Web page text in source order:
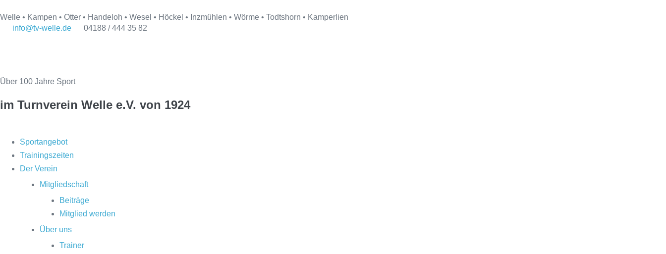
Welle • Kampen • Otter • Handeloh • Wesel • Höckel • Inzmühlen • Wörme • Todtshorn • Kamperlien
info@tv-welle.de
04188 / 444 35 82
Über 100 Jahre Sport
im Turnverein Welle e.V. von 1924
Sportangebot
Trainingszeiten
Der Verein
Mitgliedschaft
Beiträge
Mitglied werden
Über uns
Trainer